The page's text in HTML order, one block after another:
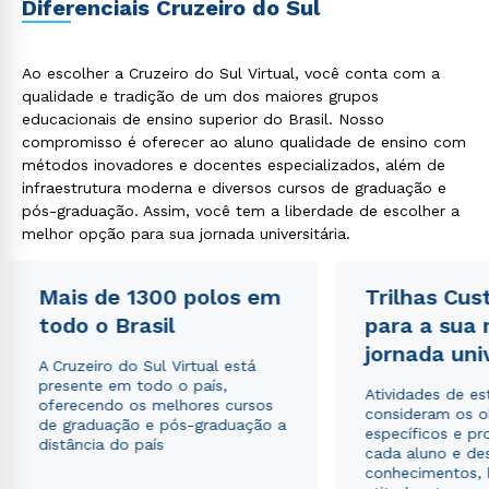
Diferenciais Cruzeiro do Sul
Ao escolher a Cruzeiro do Sul Virtual, você conta com a
qualidade e tradição de um dos maiores grupos
educacionais de ensino superior do Brasil. Nosso
compromisso é oferecer ao aluno qualidade de ensino com
métodos inovadores e docentes especializados, além de
infraestrutura moderna e diversos cursos de graduação e
pós-graduação. Assim, você tem a liberdade de escolher a
melhor opção para sua jornada universitária.
Mais de 1300 polos em
todo o Brasil
A Cruzeiro do Sul Virtual está
presente em todo o país,
oferecendo os melhores cursos
de graduação e pós-graduação a
distância do país
Trilhas
para a sua
jornada
Atividades de
consideram os
específicos e
cada aluno e
conhecimentos,
Política de Privacidade.
autorizo que meus dados sejam utilizados para o
envio de conteúdos da Cruzeiro do Sul.